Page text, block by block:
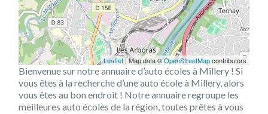
Leaflet| Map data ©OpenStreetMapcontributors
Bienvenue sur notre annuaire d’auto écoles à Millery ! Si
vous êtes à la recherche d’une auto école à Millery, alors
vous êtes au bon endroit ! Notre annuaire regroupe les
meilleures auto écoles de la région, toutes prêtes à vous